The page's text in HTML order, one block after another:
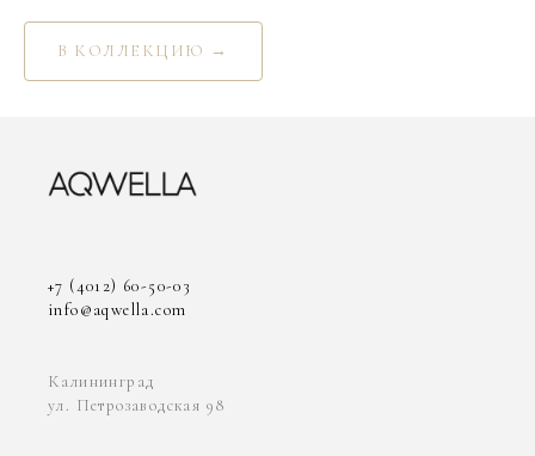
В КОЛЛЕКЦИЮ →
+7 (4012) 60-50-03
info@aqwella.com
Калининград
ул. Петрозаводская 98